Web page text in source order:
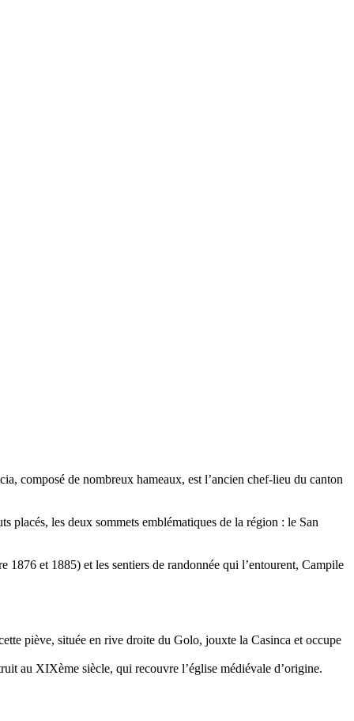
composé de nombreux hameaux, est l’ancien chef-lieu du canton
placés, les deux sommets emblématiques de la région : le San
1876 et 1885) et les sentiers de randonnée qui l’entourent, Campile
piève, située en rive droite du Golo, jouxte la Casinca et occupe
au XIXème siècle, qui recouvre l’église médiévale d’origine.